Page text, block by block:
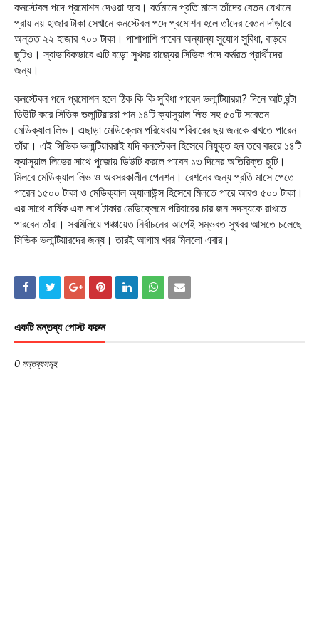
কনস্টেবল পদে প্রমোশন দেওয়া হবে। বর্তমানে প্রতি মাসে তাঁদের বেতন যেখানে
প্রায় নয় হাজার টাকা সেখানে কনস্টেবল পদে প্রমোশন হলে তাঁদের বেতন দাঁড়াবে
অন্তত ২২ হাজার ৭০০ টাকা। পাশাপাশি পাবেন অন্যান্য সুযোগ সুবিধা, বাড়বে
ছুটিও। স্বাভাবিকভাবে এটি বড়ো সুখবর রাজ্যের সিভিক পদে কর্মরত প্রার্থীদের
জন্য।
কনস্টেবল পদে প্রমোশন হলে ঠিক কি কি সুবিধা পাবেন ভলান্টিয়াররা? দিনে আট ঘন্টা
ডিউটি করে সিভিক ভলান্টিয়াররা পান ১৪টি ক্যাসুয়াল লিভ সহ ৫০টি সবেতন
মেডিক্যাল লিভ। এছাড়া মেডিক্লেম পরিষেবায় পরিবারের ছয় জনকে রাখতে পারেন
তাঁরা। এই সিভিক ভলান্টিয়াররাই যদি কনস্টেবল হিসেবে নিযুক্ত হন তবে বছরে ১৪টি
ক্যাসুয়াল লিভের সাথে পুজোয় ডিউটি করলে পাবেন ১৩ দিনের অতিরিক্ত ছুটি।
মিলবে মেডিক্যাল লিভ ও অবসরকালীন পেনশন। রেশনের জন্য প্রতি মাসে পেতে
পারেন ১৫০০ টাকা ও মেডিক্যাল অ্যালাউন্স হিসেবে মিলতে পারে আরও ৫০০ টাকা।
এর সাথে বার্ষিক এক লাখ টাকার মেডিক্লেমে পরিবারের চার জন সদস্যকে রাখতে
পারবেন তাঁরা। সবমিলিয়ে পঞ্চায়েত নির্বাচনের আগেই সম্ভবত সুখবর আসতে চলেছে
সিভিক ভলান্টিয়ারদের জন্য। তারই আগাম খবর মিললো এবার।
একটি মন্তব্য পোস্ট করুন
0 মন্তব্যসমূহ